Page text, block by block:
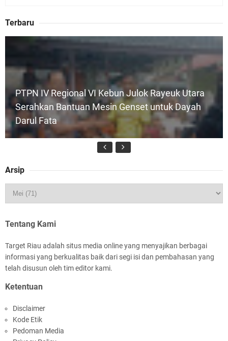
Terbaru
PTPN IV Regional VI Kebun Julok Rayeuk Utara
Serahkan Bantuan Mesin Genset untuk Dayah
Darul Fata
Jelang Ekspedisi Merah Putih Presisi Polda Riau
Asmar: Kunci Perkuat Ketahanan Pangan
Daerah Kepulauan
Arsip
Tentang Kami
Target Riau adalah situs media online yang menyajikan berbagai
informasi yang berkualitas baik dari segi isi dan pembahasan yang
telah disusun oleh tim editor kami.
Ketentuan
Disclaimer
Kode Etik
Pedoman Media